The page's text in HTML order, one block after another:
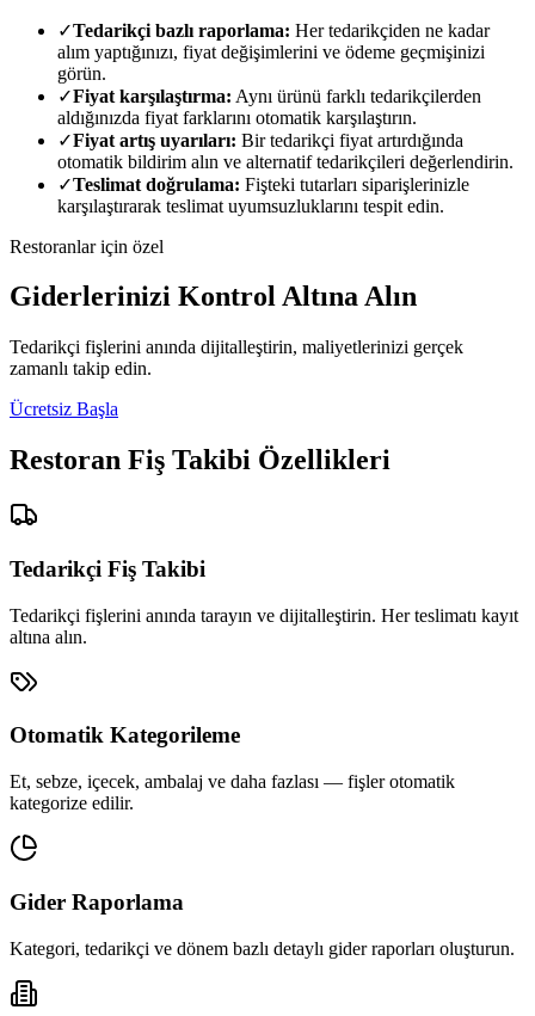
✓Tedarikçi bazlı raporlama: Her tedarikçiden ne kadar
alım yaptığınızı, fiyat değişimlerini ve ödeme geçmişinizi
görün.
✓Fiyat karşılaştırma: Aynı ürünü farklı tedarikçilerden
aldığınızda fiyat farklarını otomatik karşılaştırın.
✓Fiyat artış uyarıları: Bir tedarikçi fiyat artırdığında
otomatik bildirim alın ve alternatif tedarikçileri değerlendirin.
✓Teslimat doğrulama: Fişteki tutarları siparişlerinizle
karşılaştırarak teslimat uyumsuzluklarını tespit edin.
Restoranlar için özel
Giderlerinizi Kontrol Altına Alın
Tedarikçi fişlerini anında dijitalleştirin, maliyetlerinizi gerçek
zamanlı takip edin.
Ücretsiz Başla
Restoran Fiş Takibi Özellikleri
Tedarikçi Fiş Takibi
Tedarikçi fişlerini anında tarayın ve dijitalleştirin. Her teslimatı kayıt
altına alın.
Otomatik Kategorileme
Et, sebze, içecek, ambalaj ve daha fazlası — fişler otomatik
kategorize edilir.
Gider Raporlama
Kategori, tedarikçi ve dönem bazlı detaylı gider raporları oluşturun.